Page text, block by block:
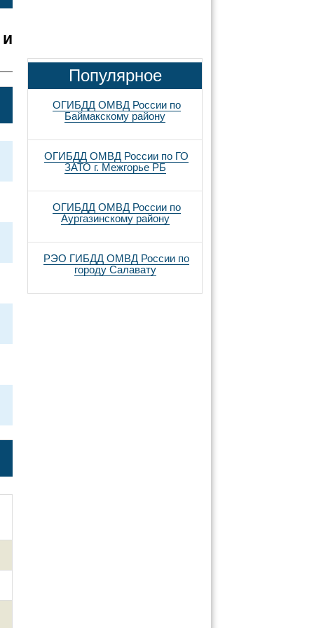
Популярное
ОГИБДД ОМВД России по
Баймакскому району
ОГИБДД ОМВД России по ГО
ЗАТО г. Межгорье РБ
ОГИБДД ОМВД России по
Аургазинскому району
РЭО ГИБДД ОМВД России по
городу Салавату